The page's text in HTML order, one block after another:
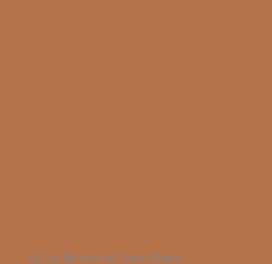
Quinoa Bällchen mit Cream Cheese